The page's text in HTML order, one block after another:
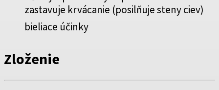
zastavuje krvácanie (posilňuje steny ciev)
bieliace účinky
Zloženie